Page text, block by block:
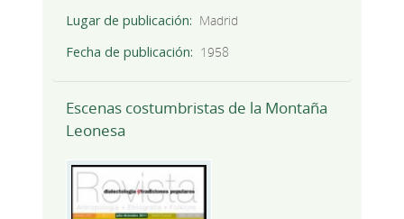
Lugar de publicación
Madrid
Fecha de publicación
1958
Escenas costumbristas de la Montaña
Leonesa